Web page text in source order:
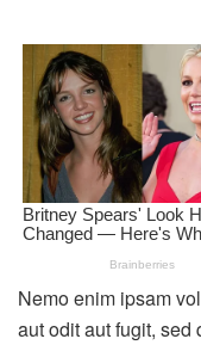
Nemo enim ipsam
aut odit aut fugit,